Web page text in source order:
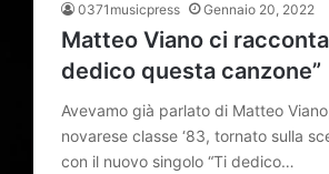
0371musicpress Gennaio 20, 2022
Matteo Viano ci racconta
dedico questa canzone”
Avevamo già parlato di Matteo
novarese classe ‘83, tornato sulla
con il nuovo singolo “Ti dedico…